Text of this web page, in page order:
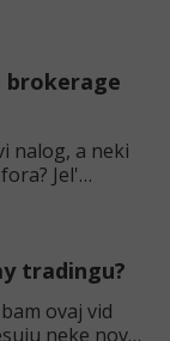
brokerage
nalog, a neki
Jel'
tradingu?
ovaj vid
neke nove